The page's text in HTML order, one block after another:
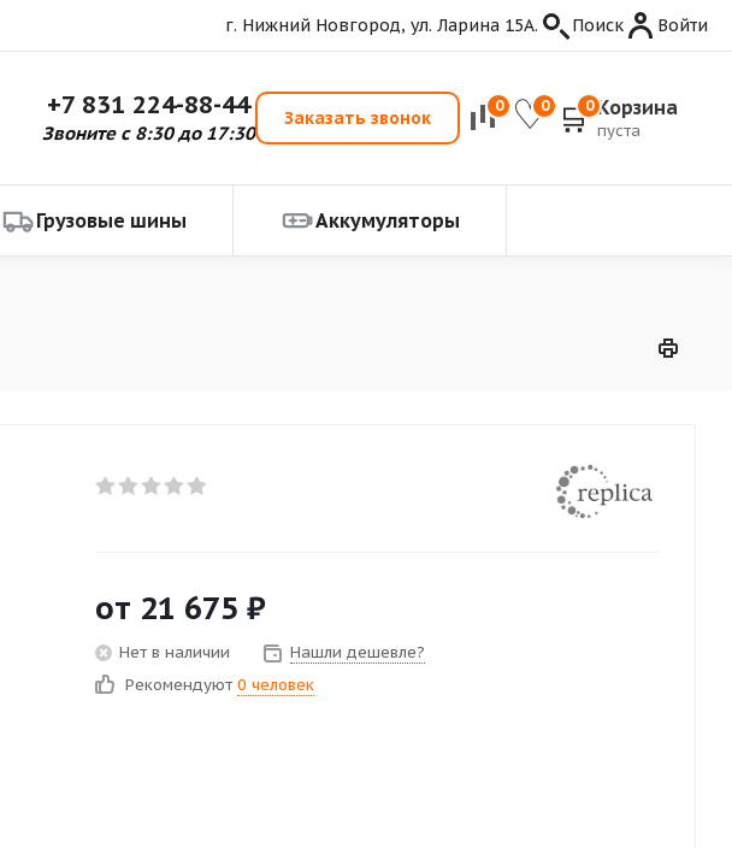
г. Нижний Новгород, ул. Ларина 15А. Поиск Войти
+7 831 224-88-44
Звоните с 8:30 до 17:30
Заказать звонок
0 0 0 Корзина
пуста
Грузовые шины Аккумуляторы
от 21 675 ₽
Нет в наличии
Нашли дешевле?
Рекомендуют 0 человек